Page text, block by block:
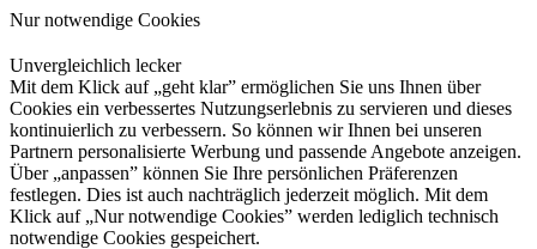
Nur notwendige Cookies
Unvergleichlich lecker
Mit dem Klick auf „geht klar” ermöglichen Sie uns Ihnen über
Cookies ein verbessertes Nutzungserlebnis zu servieren und dieses
kontinuierlich zu verbessern. So können wir Ihnen bei unseren
Partnern personalisierte Werbung und passende Angebote anzeigen.
Über „anpassen” können Sie Ihre persönlichen Präferenzen
festlegen. Dies ist auch nachträglich jederzeit möglich. Mit dem
Klick auf „Nur notwendige Cookies” werden lediglich technisch
notwendige Cookies gespeichert.